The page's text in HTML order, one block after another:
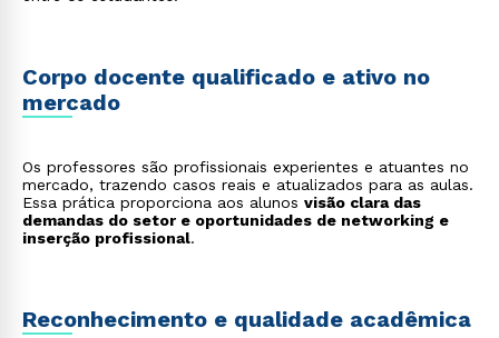
Corpo docente qualificado e ativo no
mercado
Os professores são profissionais experientes e atuantes no
mercado, trazendo casos reais e atualizados para as aulas.
Essa prática proporciona aos alunos visão clara das
demandas do setor e oportunidades de networking e
inserção profissional.
Reconhecimento e qualidade acadêmica